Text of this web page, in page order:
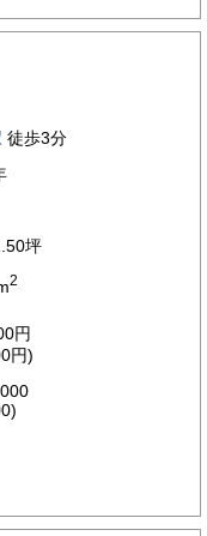
徒歩3分
坪
2
円
円)